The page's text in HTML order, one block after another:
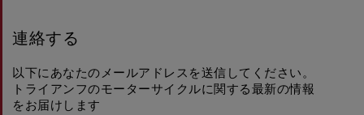
連絡する
以下にあなたのメールアドレスを送信してください。
トライアンフのモーターサイクルに関する最新の情報
をお届けします